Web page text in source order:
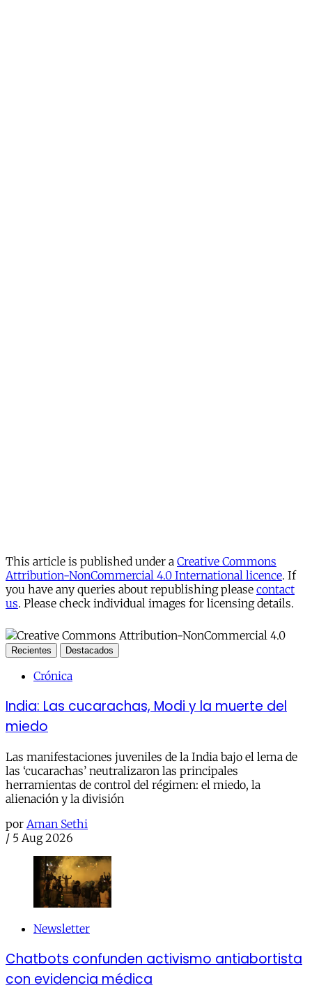
This article is published under a Creative Commons
Attribution-NonCommercial 4.0 International licence. If
you have any queries about republishing please contact
us. Please check individual images for licensing details.
Recientes Destacados
Crónica
India: Las cucarachas, Modi y la muerte del
miedo
Las manifestaciones juveniles de la India bajo el lema de
las ‘cucarachas’ neutralizaron las principales
herramientas de control del régimen: el miedo, la
alienación y la división
por Aman Sethi
/ 5 Aug 2026
Newsletter
Chatbots confunden activismo antiabortista
con evidencia médica